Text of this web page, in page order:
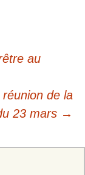
au
de la
23 mars →